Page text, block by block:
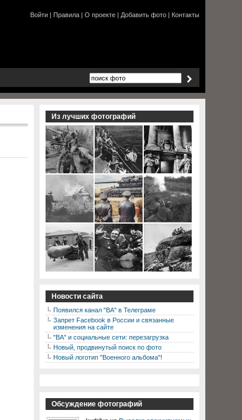
Войти | Правила | О проекте | Добавить фото | Контакты
Из лучших фотографий
Новости сайта
Появился канал "ВА" в Телеграме
Запрет Facebook в России и связанные
изменения на сайте
"ВА" и социальные сети: перезагрузка
Новый, продвинутый поиск по фото
Новый логотип "Военного альбома"!
Обсуждение фотографий